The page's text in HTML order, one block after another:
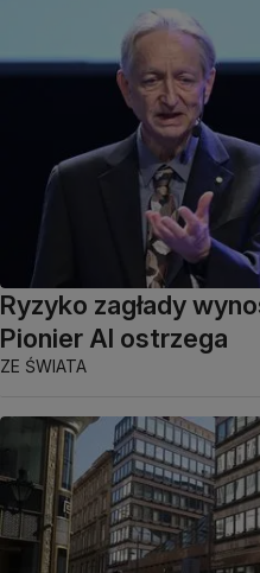
Ryzyko zagłady
Pionier AI ostrzega
ZE ŚWIATA